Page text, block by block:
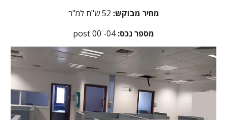
מחיר מבוקש: 52ש"ח למ"ר
post 00 -04 :מספר נכס